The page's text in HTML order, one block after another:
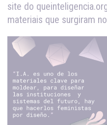
site do
materiais que surgiram